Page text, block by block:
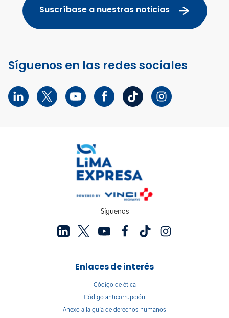
Suscríbase a nuestras noticias
Síguenos en las redes sociales
Síguenos
Enlaces de interés
Código de ética
Código anticorrupción
Anexo a la guía de derechos humanos